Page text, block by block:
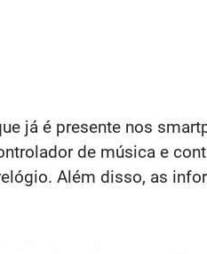
já é presente nos
de música e
Além disso, as